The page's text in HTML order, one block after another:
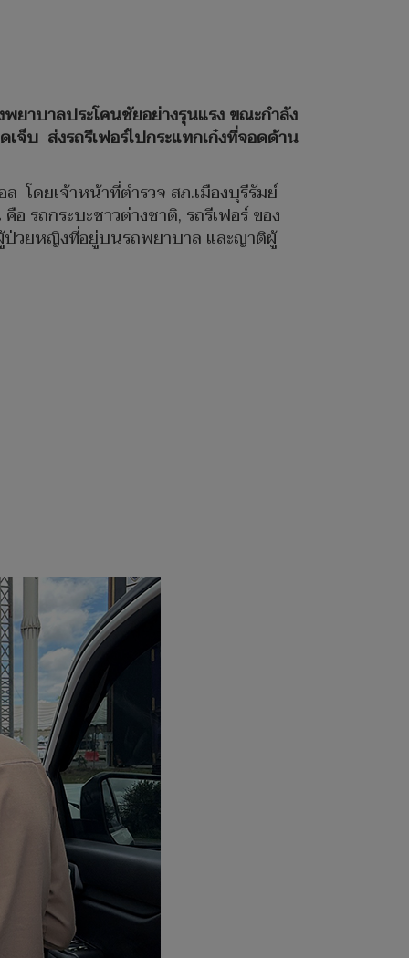
ยาบาลประโคนชัยอย่างรุนแรง ขณะกำลัง
จ็บ ส่งรถรีเฟอร์ไปกระแทกเก๋งที่จอดด้าน
โดยเจ้าหน้าที่ตำรวจ สภ.เมืองบุรีรัมย์
รถกระบะชาวต่างชาติ, รถรีเฟอร์ ของ
วยหญิงที่อยู่บนรถพยาบาล และญาติผู้